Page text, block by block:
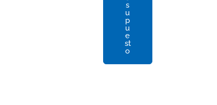
s
u
p
u
e
st
o